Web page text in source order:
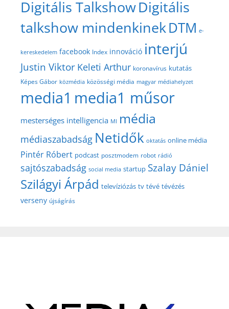
Digitális TalkshowDigitális
talkshow mindenkinekDTM e-
kereskedelem facebook Index innováció interjú
Justin Viktor Keleti Arthur koronavírus kutatás
Képes Gábor közmédia közösségi média magyar médiahelyzet
media1 media1 műsor
mesterséges intelligencia MI média
médiaszabadság Netidők oktatás online média
Pintér Róbert podcast posztmodem robot rádió
sajtószabadság social media startup Szalay Dániel
Szilágyi Árpád televíziózás tv tévé tévézés
verseny újságírás